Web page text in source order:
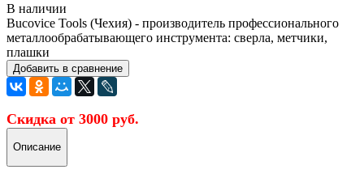
В наличии
Bucovice Tools (Чехия) - производитель профессионального
металлообрабатывающего инструмента: сверла, метчики,
плашки
Добавить в сравнение
Скидка от 3000 руб.
Описание